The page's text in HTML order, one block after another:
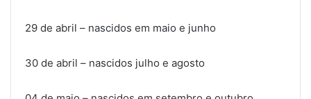
29 de abril – nascidos em maio e junho
30 de abril – nascidos julho e agosto